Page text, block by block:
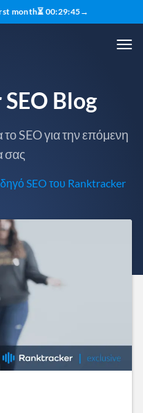
month⏳ 00:29:43→
Blog
SEO για την επόμενη
σας
SEO του Ranktracker